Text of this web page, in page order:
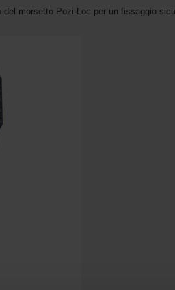
morsetto Pozi-Loc per un fissaggio